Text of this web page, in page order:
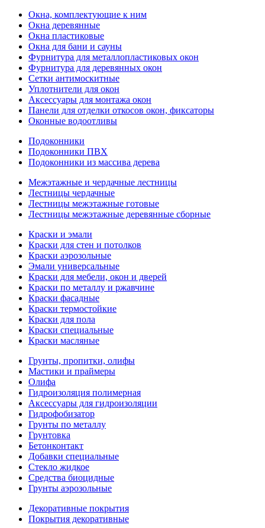
Окна, комплектующие к ним
Окна деревянные
Окна пластиковые
Окна для бани и сауны
Фурнитура для металлопластиковых окон
Фурнитура для деревянных окон
Сетки антимоскитные
Уплотнители для окон
Аксессуары для монтажа окон
Панели для отделки откосов окон, фиксаторы
Оконные водоотливы
Подоконники
Подоконники ПВХ
Подоконники из массива дерева
Межэтажные и чердачные лестницы
Лестницы чердачные
Лестницы межэтажные готовые
Лестницы межэтажные деревянные сборные
Краски и эмали
Краски для стен и потолков
Краски аэрозольные
Эмали универсальные
Краски для мебели, окон и дверей
Краски по металлу и ржавчине
Краски фасадные
Краски термостойкие
Краски для пола
Краски специальные
Краски масляные
Грунты, пропитки, олифы
Мастики и праймеры
Олифа
Гидроизоляция полимерная
Аксессуары для гидроизоляции
Гидрофобизатор
Грунты по металлу
Грунтовка
Бетонконтакт
Добавки специальные
Стекло жидкое
Средства биоцидные
Грунты аэрозольные
Декоративные покрытия
Покрытия декоративные